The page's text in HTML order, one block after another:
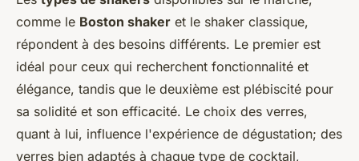
comme le Boston shaker et le shaker classique,
répondent à des besoins différents. Le premier est
idéal pour ceux qui recherchent fonctionnalité et
élégance, tandis que le deuxième est plébiscité pour
sa solidité et son efficacité. Le choix des verres,
quant à lui, influence l'expérience de dégustation; des
verres bien adaptés à chaque type de cocktail,